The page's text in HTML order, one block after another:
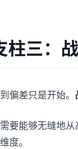
柱三：
偏差只是开始。
要能够无缝地
度。